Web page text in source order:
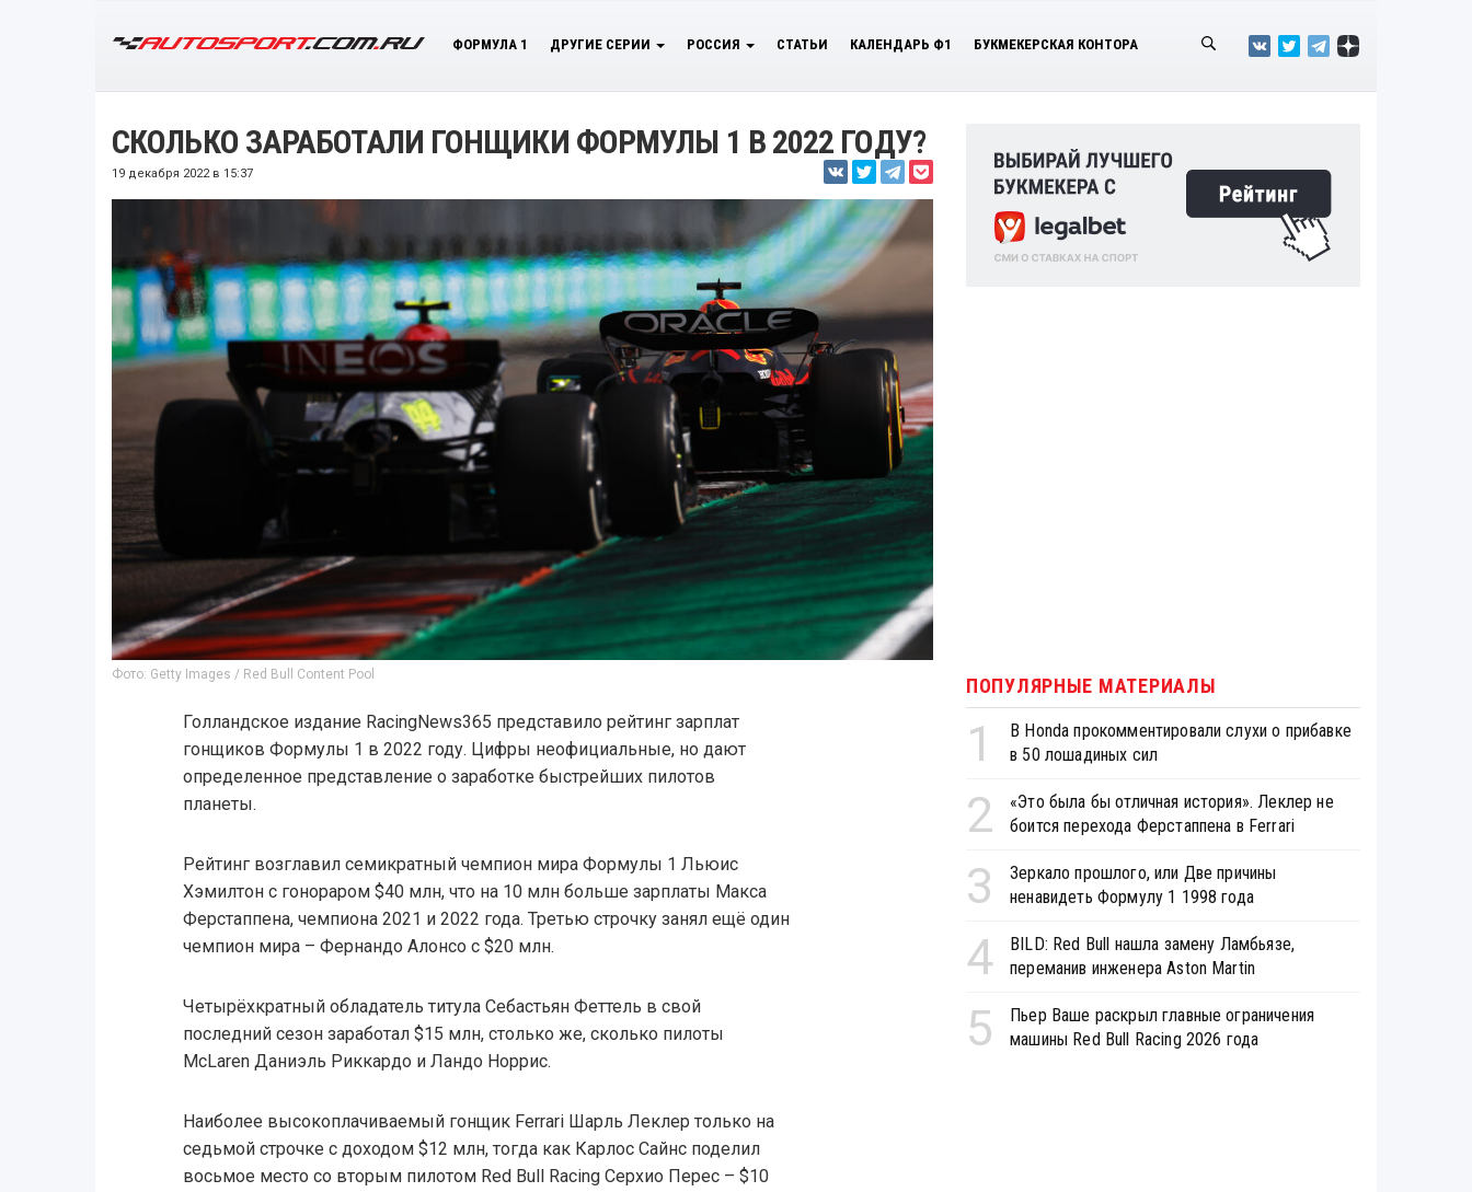
ФОРМУЛА 1 ДРУГИЕ СЕРИИ РОССИЯ СТАТЬИ КАЛЕНДАРЬ Ф1 БУКМЕКЕРСКАЯ КОНТОРА
СКОЛЬКО ЗАРАБОТАЛИ ГОНЩИКИ ФОРМУЛЫ 1 В 2022 ГОДУ?
19 декабря 2022 в 15:37
Фото: Getty Images / Red Bull Content Pool
Голландское издание RacingNews365 представило рейтинг зарплат
гонщиков Формулы 1 в 2022 году. Цифры неофициальные, но дают
определенное представление о заработке быстрейших пилотов
планеты.
Рейтинг возглавил семикратный чемпион мира Формулы 1 Льюис
Хэмилтон с гонораром $40 млн, что на 10 млн больше зарплаты Макса
Ферстаппена, чемпиона 2021 и 2022 года. Третью строчку занял ещё один
чемпион мира – Фернандо Алонсо с $20 млн.
Четырёхкратный обладатель титула Себастьян Феттель в свой
последний сезон заработал $15 млн, столько же, сколько пилоты
McLaren Даниэль Риккардо и Ландо Норрис.
Наиболее высокоплачиваемый гонщик Ferrari Шарль Леклер только на
седьмой строчке с доходом $12 млн, тогда как Карлос Сайнс поделил
восьмое место со вторым пилотом Red Bull Racing Серхио Перес – $10
ПОПУЛЯРНЫЕ МАТЕРИАЛЫ
1
В Honda прокомментировали слухи о прибавке
в 50 лошадиных сил
2
«Это была бы отличная история». Леклер не
боится перехода Ферстаппена в Ferrari
3
Зеркало прошлого, или Две причины
ненавидеть Формулу 1 1998 года
4
BILD: Red Bull нашла замену Ламбьязе,
переманив инженера Aston Martin
5
Пьер Ваше раскрыл главные ограничения
машины Red Bull Racing 2026 года